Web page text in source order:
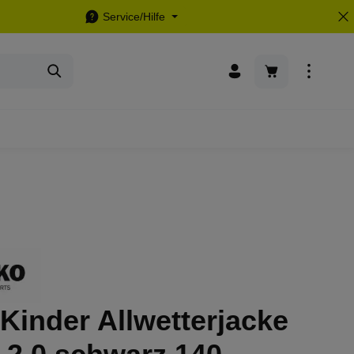
Service/Hilfe
Warenkorb
Allwetterjacke